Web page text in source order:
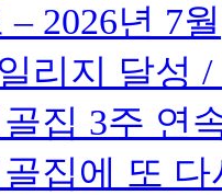
2026년 7월
리지 달성
집 3주 연
집에 또